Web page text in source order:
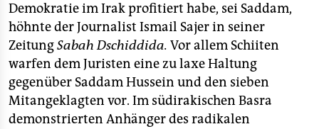
Demokratie im Irak profitiert habe, sei Saddam,
höhnte der Journalist Ismail Sajer in seiner
ZeitungSabah Dschiddida. Vor allem Schiiten
warfen dem Juristen eine zu laxe Haltung
gegenüber Saddam Hussein und den sieben
Mitangeklagten vor. Im südirakischen Basra
demonstrierten Anhänger des radikalen